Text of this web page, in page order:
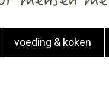
voeding & koken